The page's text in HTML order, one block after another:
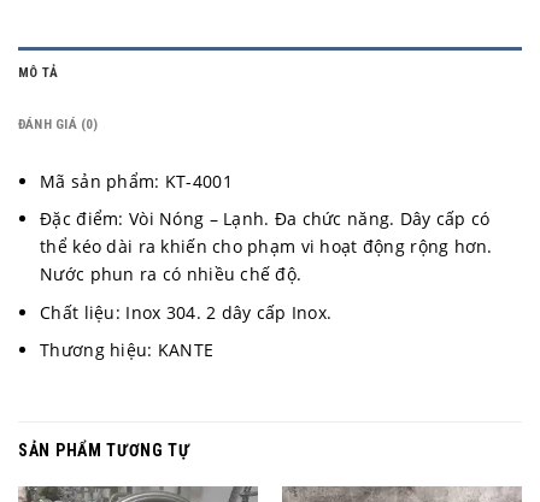
MÔ TẢ
ĐÁNH GIÁ (0)
Mã sản phẩm: KT-4001
Đặc điểm: Vòi Nóng – Lạnh. Đa chức năng. Dây cấp có
thể kéo dài ra khiến cho phạm vi hoạt động rộng hơn.
Nước phun ra có nhiều chế độ.
Chất liệu: Inox 304. 2 dây cấp Inox.
Thương hiệu: KANTE
SẢN PHẨM TƯƠNG TỰ